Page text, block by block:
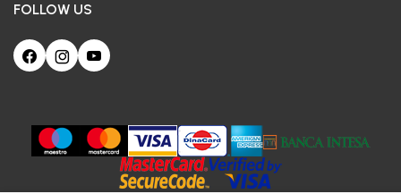
FOLLOW US
Ova web-stranica koristi kolačiće
Poštovani korisniče, naš sajt koristi cookies (kolačiće) u cilju poboljšanja
korisničkog iskustva. Ukoliko nastavite da pregledate i koristite našu Internet